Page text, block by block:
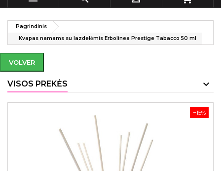
Pagrindinis
Kvapas namams su lazdelėmis Erbolinea Prestige Tabacco 50 ml
VOLVER
VISOS PREKĖS
−15%